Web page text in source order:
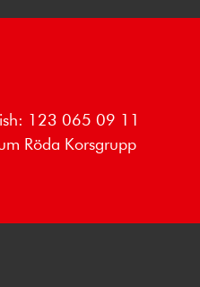
123 065 09 11
Röda Korsgrupp